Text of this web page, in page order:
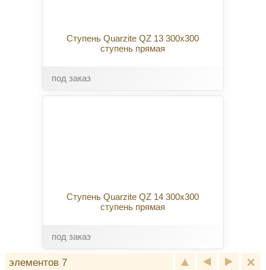
Ступень Quarzite QZ 13 300x300
ступень прямая
под заказ
Ступень Quarzite QZ 14 300x300
ступень прямая
под заказ
элементов 7